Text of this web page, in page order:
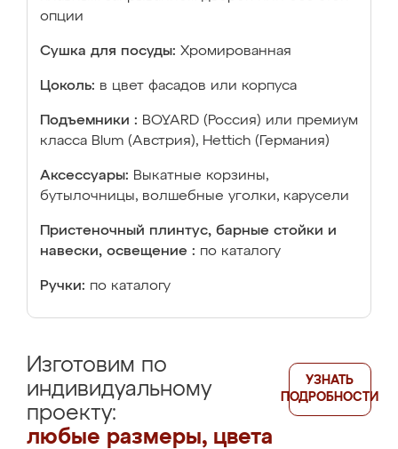
опции
Сушка для посуды: Хромированная
Цоколь: в цвет фасадов или корпуса
Подъемники : BOYARD (Россия) или премиум
класса Blum (Австрия), Hettich (Германия)
Аксессуары: Выкатные корзины,
бутылочницы, волшебные уголки, карусели
Пристеночный плинтус, барные стойки и
навески, освещение : по каталогу
Ручки: по каталогу
Изготовим по
индивидуальному
проекту:
любые размеры, цвета
УЗНАТЬ
ПОДРОБНОСТИ